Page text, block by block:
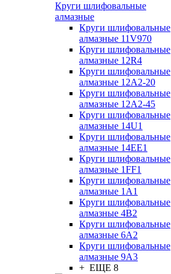
Круги шлифовальные
алмазные
Круги шлифовальные
алмазные 11V970
Круги шлифовальные
алмазные 12R4
Круги шлифовальные
алмазные 12А2-20
Круги шлифовальные
алмазные 12А2-45
Круги шлифовальные
алмазные 14U1
Круги шлифовальные
алмазные 14ЕЕ1
Круги шлифовальные
алмазные 1FF1
Круги шлифовальные
алмазные 1А1
Круги шлифовальные
алмазные 4В2
Круги шлифовальные
алмазные 6A2
Круги шлифовальные
алмазные 9А3
+ ЕЩЕ 8